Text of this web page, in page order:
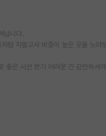
니다.
지필고사 비중이 높은 곳을 노려
은 시선 받기 어려운 건 감안하셔야